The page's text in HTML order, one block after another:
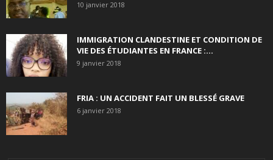
10 janvier 2018
IMMIGRATION CLANDESTINE ET CONDITION DE
VIE DES ÉTUDIANTES EN FRANCE :...
9 janvier 2018
FRIA : UN ACCIDENT FAIT UN BLESSÉ GRAVE
6 janvier 2018